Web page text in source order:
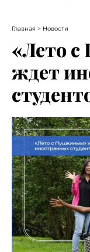
Главная > Новости
«Лето
ждет